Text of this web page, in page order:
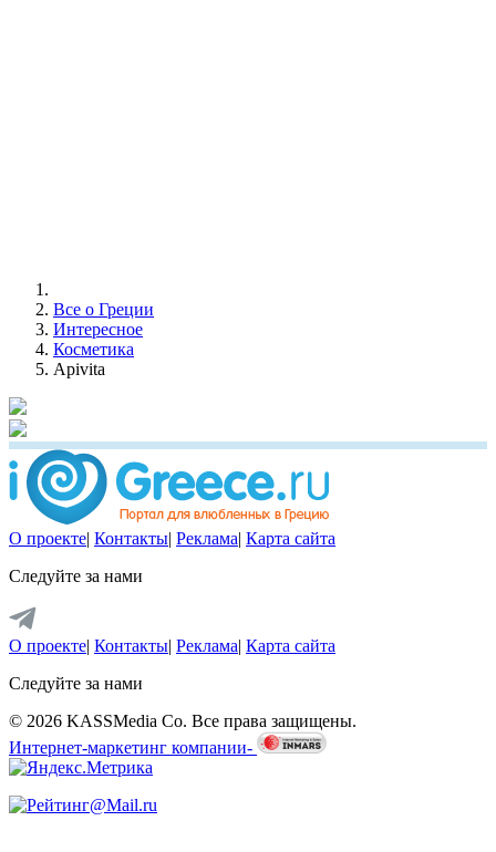
Все о Греции
Интересное
Косметика
Apivita
О проекте| Контакты| Реклама| Карта сайта
Следуйте за нами
О проекте| Контакты| Реклама| Карта сайта
Следуйте за нами
© 2026 KASSMedia Co. Все права защищены.
Интернет-маркетинг компании-